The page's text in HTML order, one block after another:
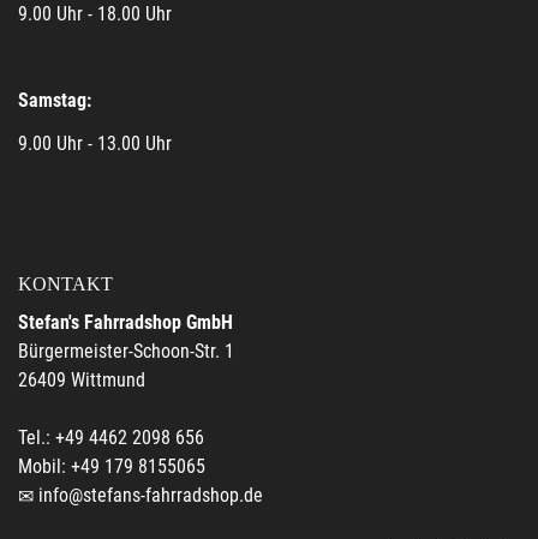
9.00 Uhr - 18.00 Uhr
Samstag:
9.00 Uhr - 13.00 Uhr
KONTAKT
Stefan's Fahrradshop GmbH
Bürgermeister-Schoon-Str. 1
26409 Wittmund
Tel.: +49 4462 2098 656
Mobil: +49 179 8155065
info@stefans-fahrradshop.de